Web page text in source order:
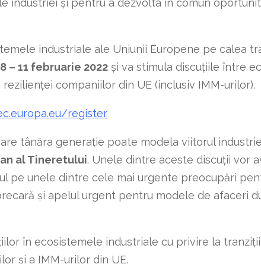
industriei și pentru a dezvolta în comun
industriale ale Uniunii Europene pe calea
8 – 11 februarie 2022 și va stimula discuțiile între
companiilor din UE (inclusiv IMM-urilor).
register
tânăra generație poate modela viitorul
al Tineretului. Unele dintre aceste discuții vor
pe unele dintre cele mai urgente preocupări
și apelul urgent pentru modele de afaceri
în ecosistemele industriale cu privire la
și a IMM-urilor din UE.